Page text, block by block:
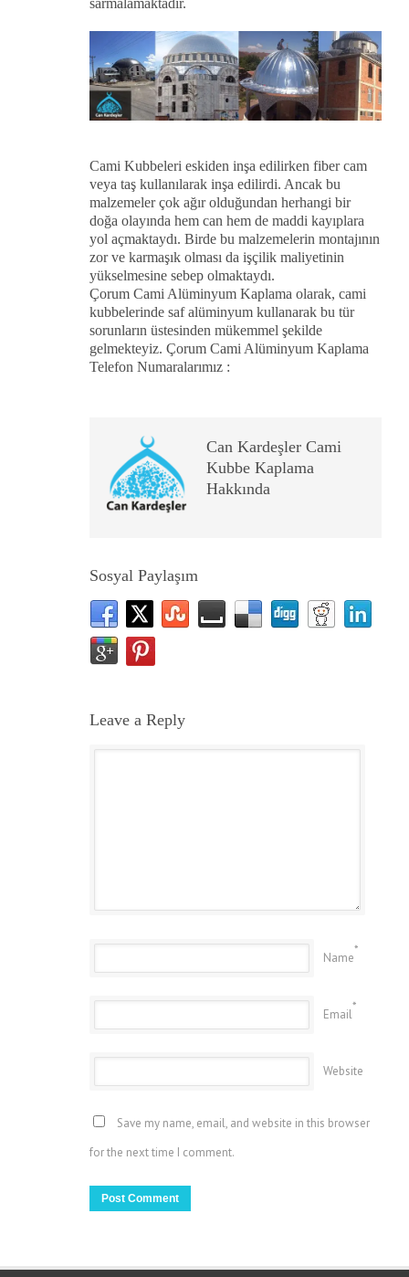
sarmalamaktadır.
Cami Kubbeleri eskiden inşa edilirken fiber cam
veya taş kullanılarak inşa edilirdi. Ancak bu
malzemeler çok ağır olduğundan herhangi bir
doğa olayında hem can hem de maddi kayıplara
yol açmaktaydı. Birde bu malzemelerin montajının
zor ve karmaşık olması da işçilik maliyetinin
yükselmesine sebep olmaktaydı.
Çorum Cami Alüminyum Kaplama olarak, cami
kubbelerinde saf alüminyum kullanarak bu tür
sorunların üstesinden mükemmel şekilde
gelmekteyiz. Çorum Cami Alüminyum Kaplama
Telefon Numaralarımız :
Can Kardeşler Cami
Kubbe Kaplama
Hakkında
Sosyal Paylaşım
Leave a Reply
Name
*
Email
*
Website
Save my name, email, and website in this browser
for the next time I comment.